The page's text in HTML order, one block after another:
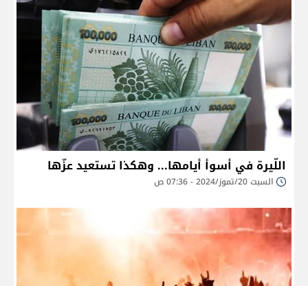
اللّيرة في أسوأ أيامها... وهكذا تستعيد عزّها
السبت 20/تموز/2024 - 07:36 ص